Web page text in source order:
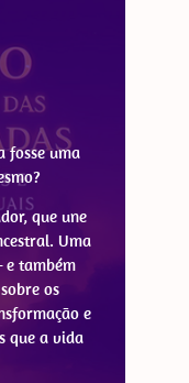
fosse uma
que une
Uma
também
os
e
que a vida